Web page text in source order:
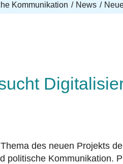
Kommunikation
News
des neuen Projekts
politische Kommunikation.